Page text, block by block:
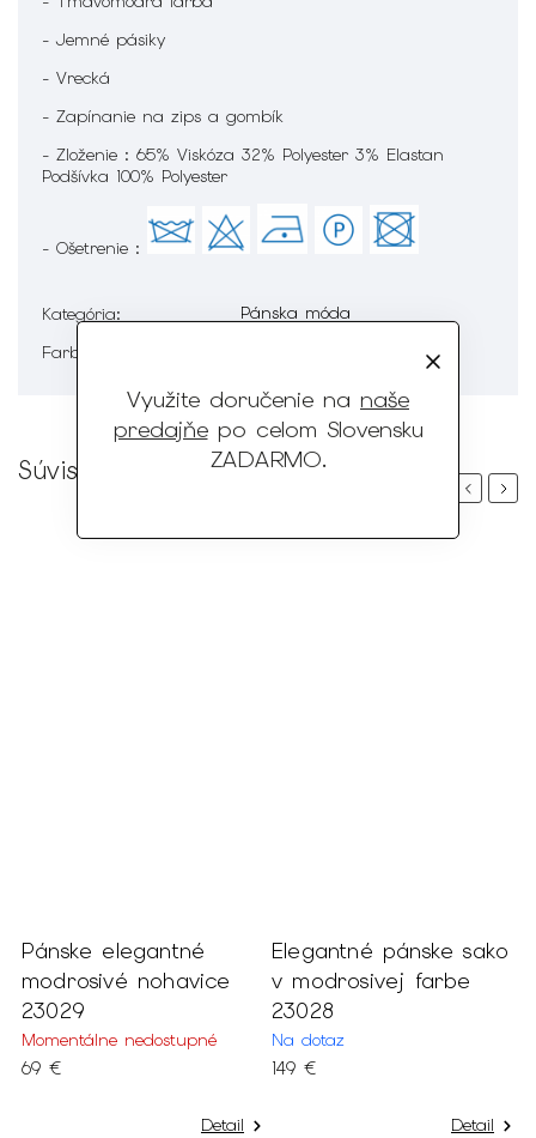
Využite doručenie na naše
predajňepo celom Slovensku
ZADARMO.
- Jemné pásiky
- Vrecká
- Zapínanie na zips a gombík
- Zloženie : 65% Viskóza 32% Polyester 3% Elastan
Podšívka 100% Polyester
- Ošetrenie :
Kategória:
Pánska móda
Farba
Súvisiaci tovar
Previous
Pánske elegantné
modrosivé nohavice
23029
Momentálne nedostupné
69 €
Detail
Elegantné pánske sako
v modrosivej farbe
23028
Na dotaz
149 €
Detail
Next